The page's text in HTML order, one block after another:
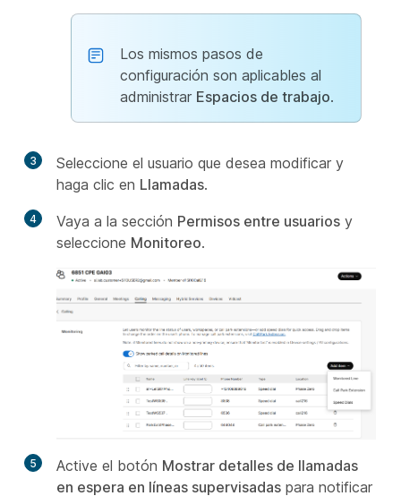
Los mismos pasos de
configuración son aplicables al
administrar Espacios de trabajo.
3
Seleccione el usuario que desea modificar y
haga clic en Llamadas.
4 Vaya a la sección Permisos entre usuarios y
seleccione Monitoreo.
5 Active el botón Mostrar detalles de llamadas
en espera en líneas supervisadas para notificar